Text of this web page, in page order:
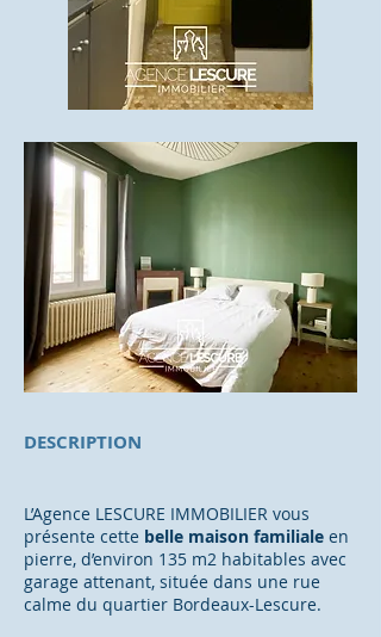
DESCRIPTION
L’Agence LESCURE IMMOBILIER vous
présente cette belle maison familiale en
pierre, d’environ 135 m2 habitables avec
garage attenant, située dans une rue
calme du quartier Bordeaux-Lescure.